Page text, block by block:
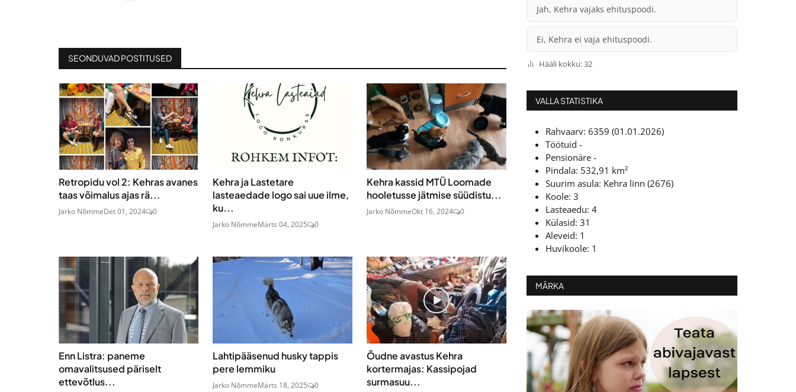
SEONDUVAD POSTITUSED
Retropidu vol 2: Kehras avanes
taas võimalus ajas rä...
Jarko NõmmeDet 01, 2024 0
Kehra ja Lastetare
lasteaedade logo sai uue ilme,
ku...
Jarko NõmmeMärts 04, 2025 0
Kehra kassid MTÜ Loomade
hooletusse jätmise süüdistu...
Jarko NõmmeOkt 16, 2024 0
Enn Listra: paneme
omavalitsused päriselt
ettevõtlus...
Lahtipääsenud husky tappis
pere lemmiku
Jarko NõmmeMärts 18, 2025 0
Õudne avastus Kehra
kortermajas: Kassipojad
surmasuu...
Jah, Kehra vajaks ehituspoodi.
Ei, Kehra ei vaja ehituspoodi.
Hääli kokku: 32
VALLA STATISTIKA
Rahvaarv: 6359 (01.01.2026)
Töötuid -
Pensionäre -
Pindala: 532,91 km²
Suurim asula: Kehra linn (2676)
Koole: 3
Lasteaedu: 4
Külasid: 31
Aleveid: 1
Huvikoole: 1
MÄRKA